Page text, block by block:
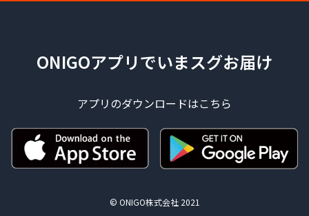
ONIGOアプリでいまスグお届け
アプリのダウンロードはこちら
© ONIGO株式会社 2021